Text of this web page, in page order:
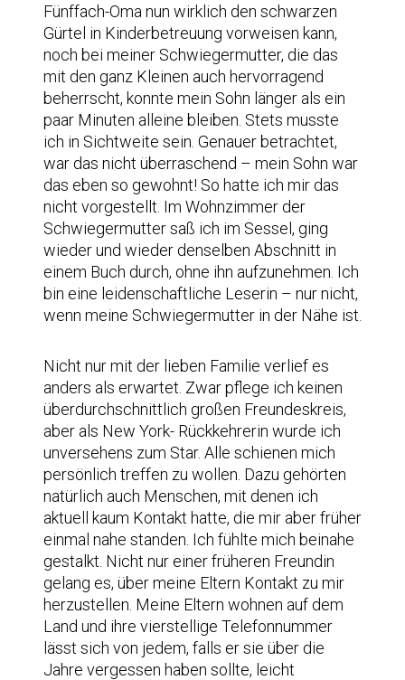
Fünffach-Oma nun wirklich den schwarzen
Gürtel in Kinderbetreuung vorweisen kann,
noch bei meiner Schwiegermutter, die das
mit den ganz Kleinen auch hervorragend
beherrscht, konnte mein Sohn länger als ein
paar Minuten alleine bleiben. Stets musste
ich in Sichtweite sein. Genauer betrachtet,
war das nicht überraschend – mein Sohn war
das eben so gewohnt! So hatte ich mir das
nicht vorgestellt. Im Wohnzimmer der
Schwiegermutter saß ich im Sessel, ging
wieder und wieder denselben Abschnitt in
einem Buch durch, ohne ihn aufzunehmen. Ich
bin eine leidenschaftliche Leserin – nur nicht,
wenn meine Schwiegermutter in der Nähe ist.
Nicht nur mit der lieben Familie verlief es
anders als erwartet. Zwar pflege ich keinen
überdurchschnittlich großen Freundeskreis,
aber als New York- Rückkehrerin wurde ich
unversehens zum Star. Alle schienen mich
persönlich treffen zu wollen. Dazu gehörten
natürlich auch Menschen, mit denen ich
aktuell kaum Kontakt hatte, die mir aber früher
einmal nahe standen. Ich fühlte mich beinahe
gestalkt. Nicht nur einer früheren Freundin
gelang es, über meine Eltern Kontakt zu mir
herzustellen. Meine Eltern wohnen auf dem
Land und ihre vierstellige Telefonnummer
lässt sich von jedem, falls er sie über die
Jahre vergessen haben sollte, leicht